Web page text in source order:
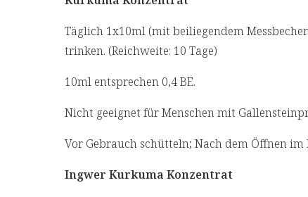
sich stärken und ihre Gesundheit erhalten
ihre Haut sanft auf die
Lieferumfang:
Kurkuma Konzentrat, 100 ml
Ingwer Kurkuma Konzentrat, 100 ml
Kurkuma Sanddorn Konzentrat, 100 ml
Täglich 1x10ml (mit beiliegendem
trinken. (Reichweite: 10 Tage)
10ml entsprechen 0,4 BE.
Nicht geeignet für Menschen mit
Vor Gebrauch schütteln; Nach dem Öffnen
Ingwer Kurkuma Konzentrat